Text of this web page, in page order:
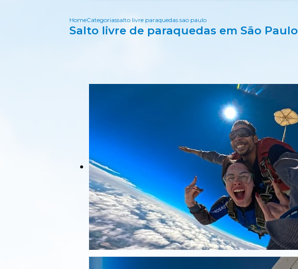
HomeCategoriassalto livre paraquedas sao paulo
Salto livre de paraquedas em São Paulo